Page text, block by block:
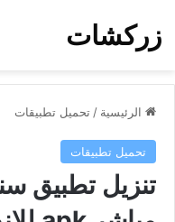
زركشات
الرئيسية / تحميل تطبيقات
تحميل تطبيقات
تنزيل تطبيق